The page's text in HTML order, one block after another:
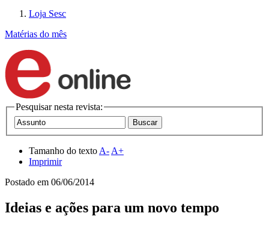
Loja Sesc
Matérias do mês
Pesquisar nesta revista:
Tamanho do texto A- A+
Imprimir
Postado em 06/06/2014
Ideias e ações para um novo tempo